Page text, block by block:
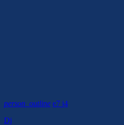
person_outline 7 4
Dj